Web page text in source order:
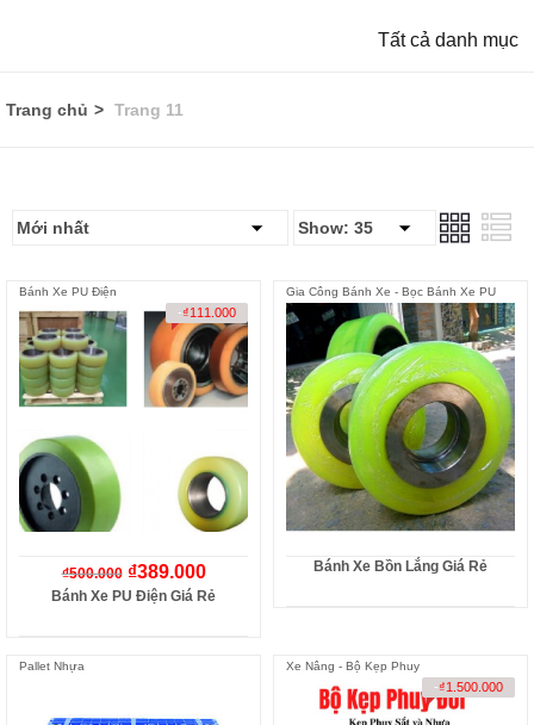
Tất cả danh mục
Trang chủ Trang 11
Bánh Xe PU Điện
-₫111.000
₫500.000 ₫389.000
Bánh Xe PU Điện Giá Rẻ
Gia Công Bánh Xe - Bọc Bánh Xe PU
Bánh Xe Bồn Lắng Giá Rẻ
Pallet Nhựa Xe Nâng - Bộ Kẹp Phuy
-₫1.500.000